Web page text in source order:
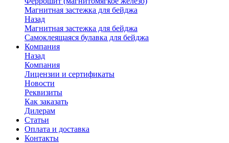
Магнитная застежка для бейджа
Назад
Магнитная застежка для бейджа
Самоклеящаяся булавка для бейджа
Компания
Назад
Компания
Лицензии и сертификаты
Новости
Реквизиты
Как заказать
Дилерам
Статьи
Оплата и доставка
Контакты